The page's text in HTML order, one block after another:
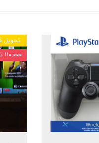
تحویل
۱۱۰,۰۰۰ تومان